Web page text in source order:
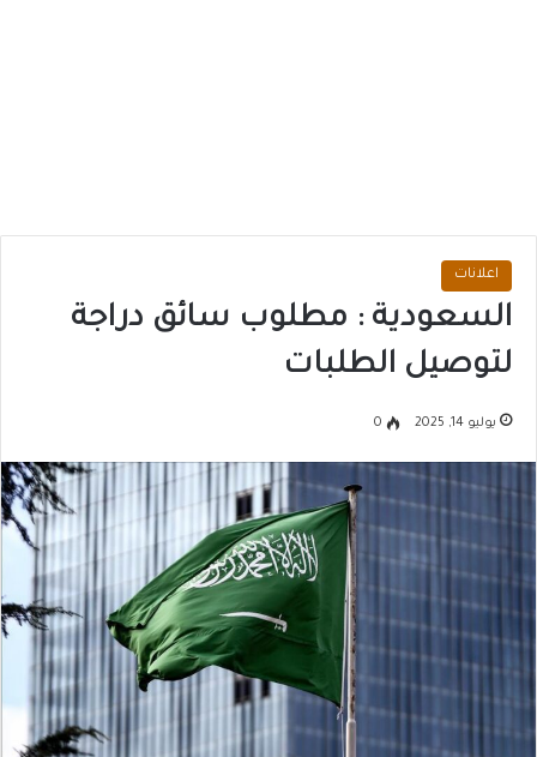
اعلانات
السعودية : مطلوب سائق دراجة
لتوصيل الطلبات
يوليو 14, 2025 0